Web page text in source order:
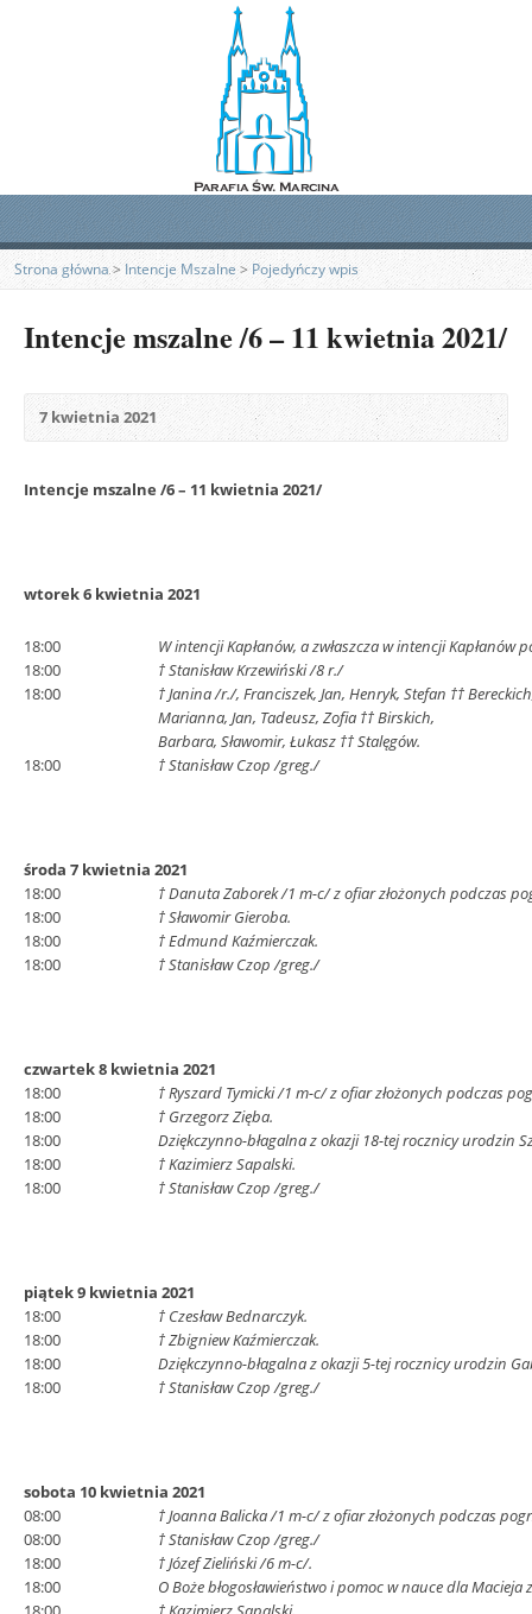
Strona główna> Intencje Mszalne> Pojedyńczy wpis
Intencje mszalne /6 – 11 kwietnia 2021/
7 kwietnia 2021
Intencje mszalne /6 – 11 kwietnia 2021/
wtorek 6 kwietnia 2021
18:00
W intencji Kapłanów, a zwłaszcza w intencji Kapłanów
18:00
† Stanisław Krzewiński /8 r./
18:00
† Janina /r./, Franciszek, Jan, Henryk, Stefan ††
Marianna, Jan, Tadeusz, Zofia †† Birskich,
Barbara, Sławomir, Łukasz †† Stalęgów.
18:00
† Stanisław Czop /greg./
środa 7 kwietnia 2021
18:00
† Danuta Zaborek /1 m-c/ z ofiar złożonych podczas
18:00
† Sławomir Gieroba.
18:00
† Edmund Kaźmierczak.
18:00
† Stanisław Czop /greg./
czwartek 8 kwietnia 2021
18:00
† Ryszard Tymicki /1 m-c/ z ofiar złożonych podczas
18:00
† Grzegorz Zięba.
18:00
Dziękczynno-błagalna z okazji 18-tej rocznicy urodzin
18:00
† Kazimierz Sapalski.
18:00
† Stanisław Czop /greg./
piątek 9 kwietnia 2021
18:00
† Czesław Bednarczyk.
18:00
† Zbigniew Kaźmierczak.
18:00
Dziękczynno-błagalna z okazji 5-tej rocznicy urodzin
18:00
† Stanisław Czop /greg./
sobota 10 kwietnia 2021
08:00
† Joanna Balicka /1 m-c/ z ofiar złożonych podczas
08:00
† Stanisław Czop /greg./
18:00
† Józef Zieliński /6 m-c/.
18:00
O Boże błogosławieństwo i pomoc w nauce dla